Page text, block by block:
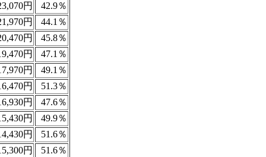
円
42.9％
円
44.1％
円
45.8％
円
47.1％
円
49.1％
円
51.3％
円
47.6％
円
49.9％
円
51.6％
円
51.6％